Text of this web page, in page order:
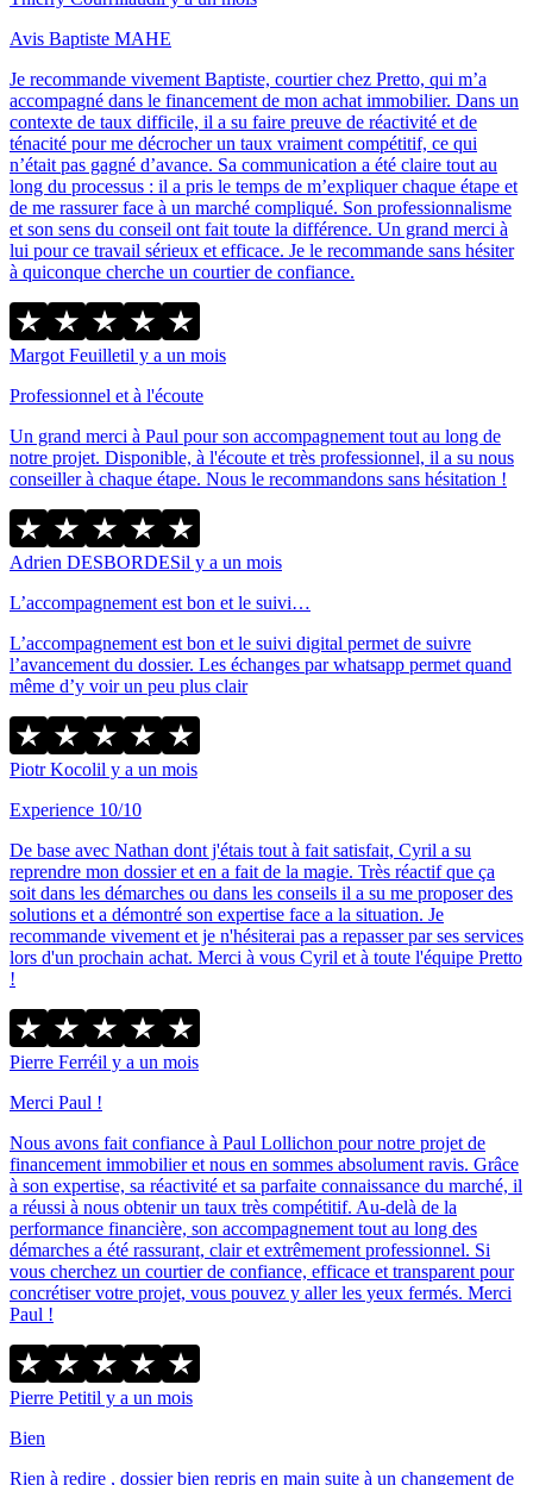
Avis Baptiste MAHE
Je recommande vivement Baptiste, courtier chez Pretto, qui m’a
accompagné dans le financement de mon achat immobilier. Dans un
contexte de taux difficile, il a su faire preuve de réactivité et de
ténacité pour me décrocher un taux vraiment compétitif, ce qui
n’était pas gagné d’avance. Sa communication a été claire tout au
long du processus : il a pris le temps de m’expliquer chaque étape et
de me rassurer face à un marché compliqué. Son professionnalisme
et son sens du conseil ont fait toute la différence. Un grand merci à
lui pour ce travail sérieux et efficace. Je le recommande sans hésiter
à quiconque cherche un courtier de confiance.
Margot Feuilletil y a un mois
Professionnel et à l'écoute
Un grand merci à Paul pour son accompagnement tout au long de
notre projet. Disponible, à l'écoute et très professionnel, il a su nous
conseiller à chaque étape. Nous le recommandons sans hésitation !
Adrien DESBORDESil y a un mois
L’accompagnement est bon et le suivi…
L’accompagnement est bon et le suivi digital permet de suivre
l’avancement du dossier. Les échanges par whatsapp permet quand
même d’y voir un peu plus clair
Piotr Kocolil y a un mois
Experience 10/10
De base avec Nathan dont j'étais tout à fait satisfait, Cyril a su
reprendre mon dossier et en a fait de la magie. Très réactif que ça
soit dans les démarches ou dans les conseils il a su me proposer des
solutions et a démontré son expertise face a la situation. Je
recommande vivement et je n'hésiterai pas a repasser par ses services
lors d'un prochain achat. Merci à vous Cyril et à toute l'équipe Pretto
!
Pierre Ferréil y a un mois
Merci Paul !
Nous avons fait confiance à Paul Lollichon pour notre projet de
financement immobilier et nous en sommes absolument ravis. Grâce
à son expertise, sa réactivité et sa parfaite connaissance du marché, il
a réussi à nous obtenir un taux très compétitif. Au-delà de la
performance financière, son accompagnement tout au long des
démarches a été rassurant, clair et extrêmement professionnel. Si
vous cherchez un courtier de confiance, efficace et transparent pour
concrétiser votre projet, vous pouvez y aller les yeux fermés. Merci
Paul !
Pierre Petitil y a un mois
Bien
Rien à redire , dossier bien repris en main suite à un changement de